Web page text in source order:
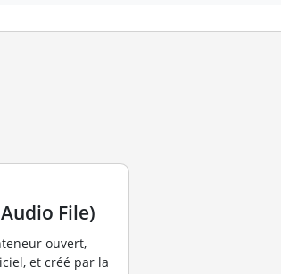
File)
ouvert,
et créé par la